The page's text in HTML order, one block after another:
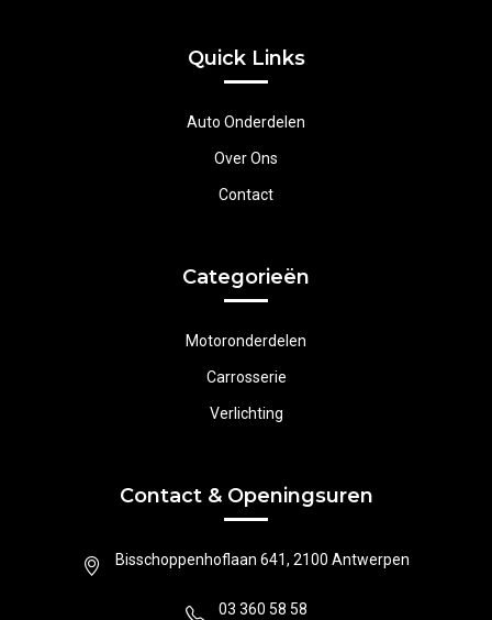
Quick Links
Auto Onderdelen
Over Ons
Contact
Categorieën
Motoronderdelen
Carrosserie
Verlichting
Contact & Openingsuren
Bisschoppenhoflaan 641, 2100 Antwerpen
03 360 58 58